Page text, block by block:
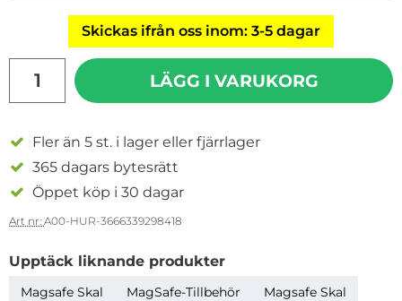
Skickas ifrån oss inom: 3-5 dagar
LÄGG I VARUKORG
Fler än 5 st. i lager eller fjärrlager
365 dagars bytesrätt
Öppet köp i 30 dagar
Art nr: A00-HUR-3666339298418
Upptäck liknande produkter
Magsafe Skal MagSafe-Tillbehör
Magsafe Skal